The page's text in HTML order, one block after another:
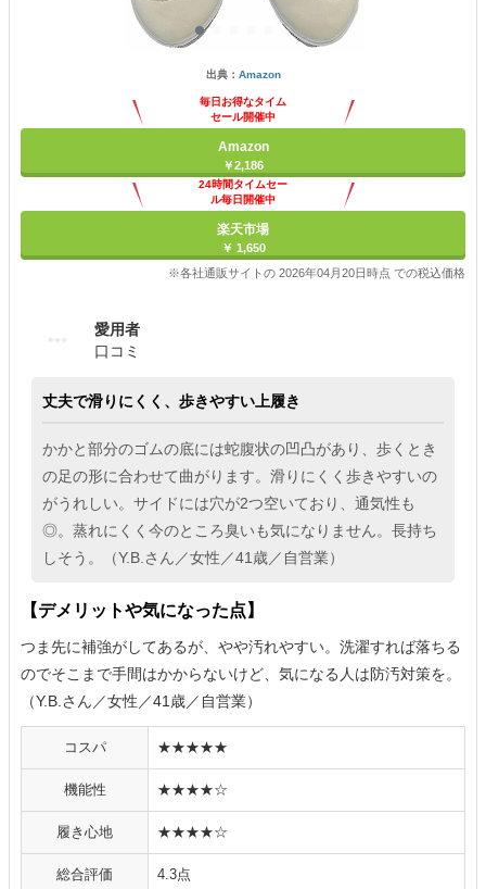
出典： Amazon
毎日お得なタイム
セール開催中
Amazon
￥2,186
24時間タイムセー
ル毎日開催中
楽天市場
￥ 1,650
※各社通販サイトの 2026年04月20日時点 での税込価格
愛用者
口コミ
丈夫で滑りにくく、歩きやすい上履き
かかと部分のゴムの底には蛇腹状の凹凸があり、歩くとき
の足の形に合わせて曲がります。滑りにくく歩きやすいの
がうれしい。サイドには穴が2つ空いており、通気性も
◎。蒸れにくく今のところ臭いも気になりません。長持ち
しそう。（Y.B.さん／女性／41歳／自営業）
【デメリットや気になった点】
つま先に補強がしてあるが、やや汚れやすい。洗濯すれば落ちる
のでそこまで手間はかからないけど、気になる人は防汚対策を。
（Y.B.さん／女性／41歳／自営業）
コスパ ★★★★★
機能性 ★★★★☆
履き心地 ★★★★☆
総合評価 4.3点